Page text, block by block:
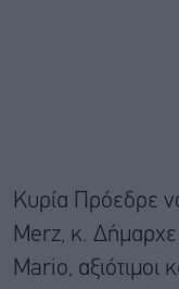
Κυρία Πρόεδρε
Merz, κ.
Mario, αξιότιμοι